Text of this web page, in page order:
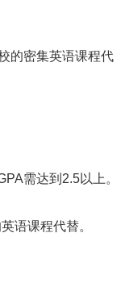
的密集英语课程代
需达到2.5以上。
语课程代替。